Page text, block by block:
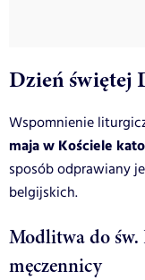
Dzień świętej
Wspomnienie
maja w Kościele
sposób odprawiany
belgijskich.
Modlitwa do
męczennicy